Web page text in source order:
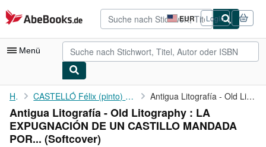
Zum Hauptinhalt
AbeBooks.de EUR
Seite
der
Einkaufseinstellungen.
Login
Menü
Nutzerkonto
Meine Bestellungen
Detailsuche
Home CASTELLÓ Félix (pinto) MADRAZO J de (dirigio) JOTIVET J (... Antigua Litografía - Old Litography : LA EXPUGNACIÓN DE UN ...
Antigua Litografía - Old Litography : LA
EXPUGNACIÓN DE UN CASTILLO MANDADA
POR... (Softcover)